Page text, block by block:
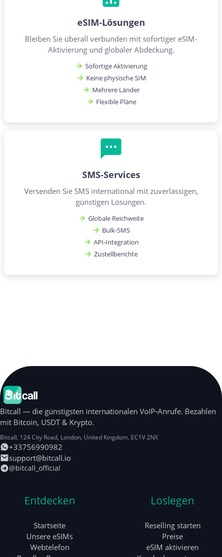
eSIM-Lösungen
Bleiben Sie überall verbunden mit sofortiger eSIM-
Aktivierung und globaler Abdeckung.
Sofortige Aktivierung
Keine physische SIM
Mehrere Länder
Flexible Pläne
SMS-Services
Versenden Sie SMS international mit zuverlässigen,
günstigen Lösungen.
Globale Reichweite
Bulk-SMS
API-Integration
Zustellberichte
Bitcall — die günstigsten internationalen VoIP‑Anrufe. Bezahlen
mit Bitcoin, USDT & Krypto.
Bitcall, 124 City Road, London, United Kingdom, EC1V 2NX
+33756990982
support@bitcall.io
@bitcall_official
Entdecken
Startseite
Unsere eSIMs
Webtelefon
Loslegen
Reselling starten
Preise
eSIM aktivieren